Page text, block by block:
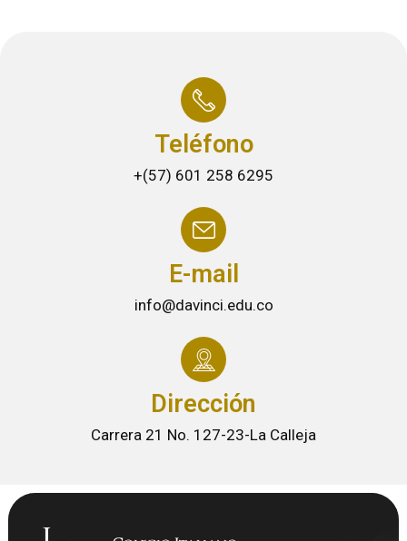
Teléfono
+(57) 601 258 6295
E-mail
info@davinci.edu.co
Dirección
Carrera 21 No. 127-23-La Calleja